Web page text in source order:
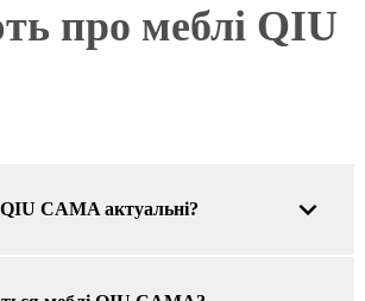
про меблі QIU
CAMA актуальні?